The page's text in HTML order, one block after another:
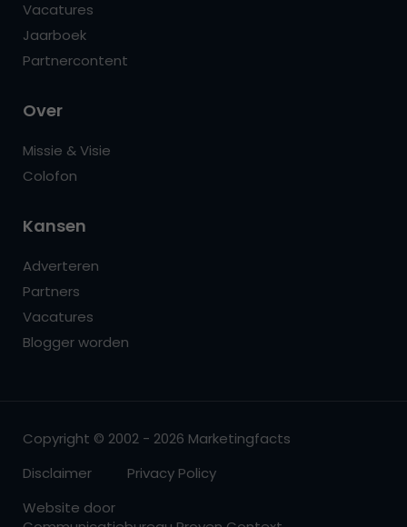
Vacatures
Jaarboek
Partnercontent
Over
Missie & Visie
Colofon
Kansen
Adverteren
Partners
Vacatures
Blogger worden
Copyright © 2002 - 2026 Marketingfacts
Disclaimer
Privacy Policy
Website door